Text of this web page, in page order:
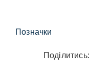
Позначки
Поділитись: